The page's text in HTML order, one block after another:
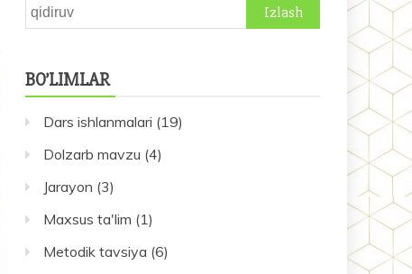
Qidirshish:
BO’LIMLAR
Dars ishlanmalari (19)
Dolzarb mavzu (4)
Jarayon (3)
Maxsus ta'lim (1)
Metodik tavsiya (6)